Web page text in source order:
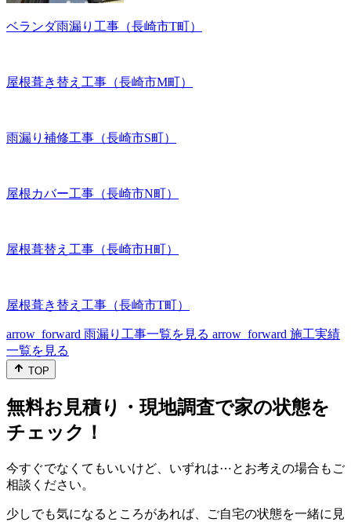
ベランダ雨漏り工事（長崎市T町）
屋根葺き替え工事（長崎市M町）
雨漏り補修工事（長崎市S町）
屋根カバー工事（長崎市N町）
屋根葺替え工事（長崎市H町）
屋根葺き替え工事（長崎市T町）
arrow_forward 雨漏り工事一覧を見る arrow_forward 施工実績
一覧を見る
TOP
無料お見積り・現地調査で家の状態を
チェック！
今すぐでなくてもいいけど、いずれは⋯とお考えの場合もご
相談ください。
少しでも気になるところがあれば、ご自宅の状態を一緒に見